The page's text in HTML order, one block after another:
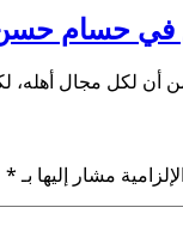
في حسام
أن لكل مجال
مشار إليها بـ *